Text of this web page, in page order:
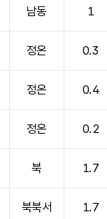
남동 1
정온 0.3
정온 0.4
정온 0.2
북 1.7
북북서 1.7